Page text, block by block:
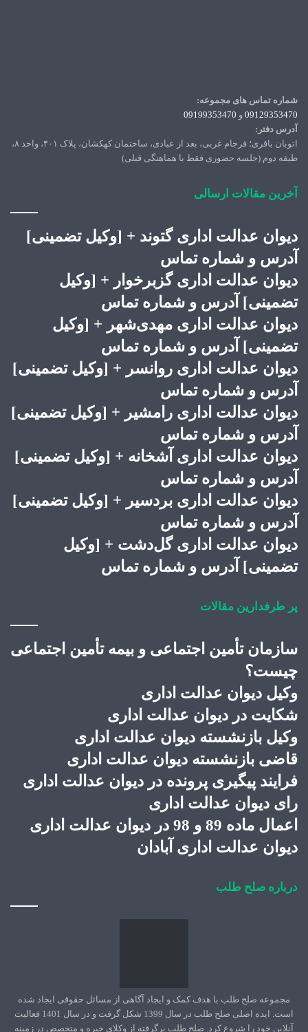
شماره تماس های مجموعه:
09129353470 و 09199353470
آدرس دفتر:
اتوبان باقری؛ فرجام غربی، بعد از عبادی، ساختمان کهکشان، پلاک ۴۰۱، واحد ۸،
طبقه دوم (جلسه حضوری فقط با هماهنگی قبلی)
آخرین مقالات ارسالی
دیوان عدالت اداری گتوند + [وکیل تضمینی]
آدرس و شماره تماس
دیوان عدالت اداری گزبرخوار + [وکیل
تضمینی] آدرس و شماره تماس
دیوان عدالت اداری مهدی‌شهر + [وکیل
تضمینی] آدرس و شماره تماس
دیوان عدالت اداری روانسر + [وکیل تضمینی]
آدرس و شماره تماس
دیوان عدالت اداری رامشیر + [وکیل تضمینی]
آدرس و شماره تماس
دیوان عدالت اداری آشخانه + [وکیل تضمینی]
آدرس و شماره تماس
دیوان عدالت اداری بردسیر + [وکیل تضمینی]
آدرس و شماره تماس
دیوان عدالت اداری گل‌دشت + [وکیل
تضمینی] آدرس و شماره تماس
پر طرفدارین مقالات
سازمان تأمین اجتماعی و بیمه تأمین اجتماعی
چیست؟
وکیل دیوان عدالت اداری
شکایت در دیوان عدالت اداری
وکیل بازنشسته دیوان عدالت اداری
قاضی بازنشسته دیوان عدالت اداری
فرایند پیگیری پرونده در دیوان عدالت اداری
رای دیوان عدالت اداری
اعمال ماده 89 و 98 در دیوان عدالت اداری
دیوان عدالت اداری آبادان
درباره صلح طلب
مجموعه صلح طلب با هدف کمک و ایجاد آگاهی از مسائل حقوقی ایجاد شده
است. ایده اصلی صلح طلب در سال 1399 شکل گرفت و در سال 1401 فعالیت
آنلاین خود را شروع کرد. صلح طلب برگرفته از وکلای خبره و متخصص در زمینه